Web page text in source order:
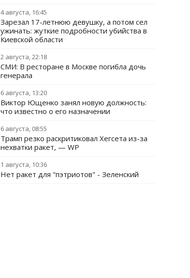
4 августа, 16:45
Зарезал 17-летнюю девушку, а потом сел
ужинать: жуткие подробности убийства в
Киевской области
2 августа, 22:18
СМИ: В ресторане в Москве погибла дочь
генерала
6 августа, 13:20
Виктор Ющенко занял новую должность:
что известно о его назначении
6 августа, 08:55
Трамп резко раскритиковал Хегсета из-за
нехватки ракет, — WP
1 августа, 10:36
Нет ракет для "пэтриотов" - Зеленский